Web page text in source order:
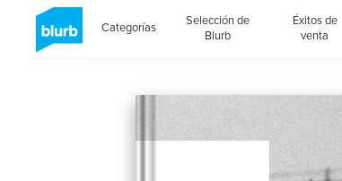
Categorías
Selección de
Blurb
Éxitos de
venta